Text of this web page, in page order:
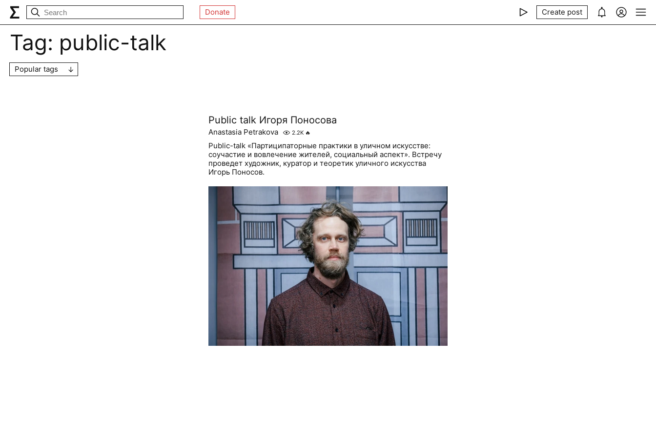
Donate Create post
Tag: public-talk
Popular tags
Public talk Игоря Поносова
Anastasia Petrakova 2.2K 🔥
Public-talk «Партиципаторные практики в уличном искусстве:
соучастие и вовлечение жителей, социальный аспект». Встречу
проведет художник, куратор и теоретик уличного искусства
Игорь Поносов.